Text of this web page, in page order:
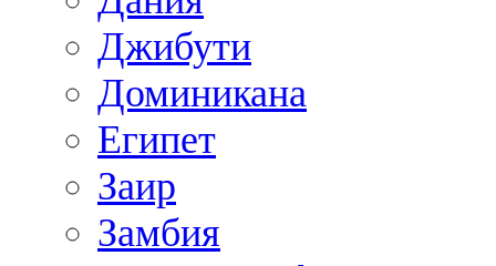
Джибути
Доминикана
Египет
Заир
Замбия